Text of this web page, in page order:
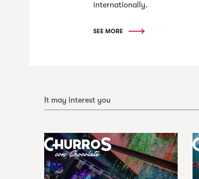
internationally.
SEE MORE
It may interest you